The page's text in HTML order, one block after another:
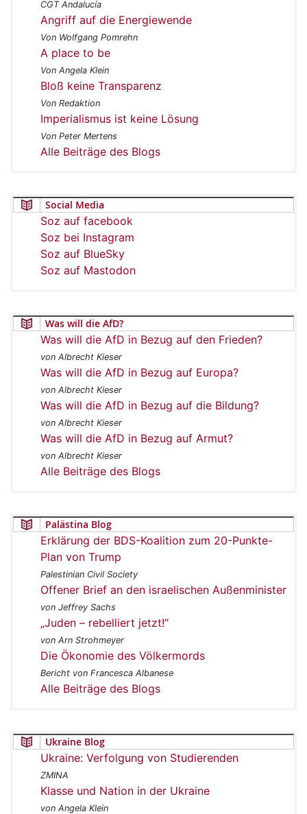
CGT Andalucía
Angriff auf die Energiewende
Von Wolfgang Pomrehn
A place to be
Von Angela Klein
Bloß keine Transparenz
Von Redaktion
Imperialismus ist keine Lösung
Von Peter Mertens
Alle Beiträge des Blogs
Social Media
Soz auf facebook
Soz bei Instagram
Soz auf BlueSky
Soz auf Mastodon
Was will die AfD?
Was will die AfD in Bezug auf den Frieden?
von Albrecht Kieser
Was will die AfD in Bezug auf Europa?
von Albrecht Kieser
Was will die AfD in Bezug auf die Bildung?
von Albrecht Kieser
Was will die AfD in Bezug auf Armut?
von Albrecht Kieser
Alle Beiträge des Blogs
Palästina Blog
Erklärung der BDS-Koalition zum 20-Punkte-
Plan von Trump
Palestinian Civil Society
Offener Brief an den israelischen Außenminister
von Jeffrey Sachs
„Juden – rebelliert jetzt!“
von Arn Strohmeyer
Die Ökonomie des Völkermords
Bericht von Francesca Albanese
Alle Beiträge des Blogs
Ukraine Blog
Ukraine: Verfolgung von Studierenden
ZMINA
Klasse und Nation in der Ukraine
von Angela Klein